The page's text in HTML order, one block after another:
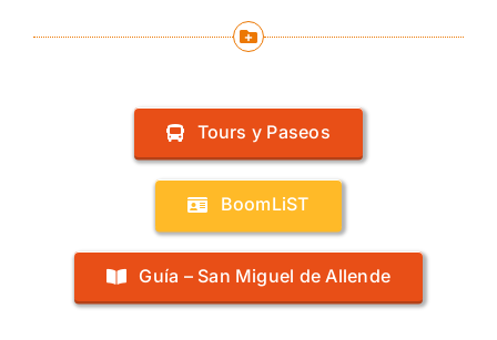
Tours y Paseos
BoomLiST
Guía – San Miguel de Allende